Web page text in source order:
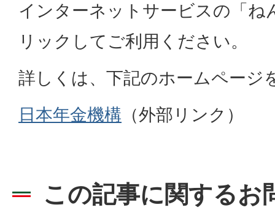
インターネットサービスの「ね
リックしてご利用ください。
詳しくは、下記のホームページ
日本年金機構 （外部リンク）
この記事に関するお